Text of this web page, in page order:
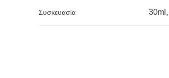
Συσκευασία